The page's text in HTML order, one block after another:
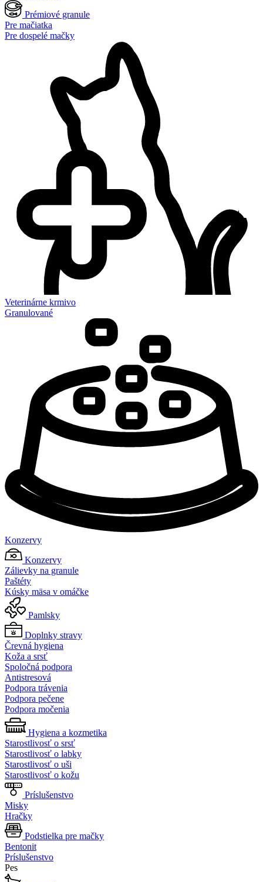
Prémiové granule
Pre mačiatka
Pre dospelé mačky
Veterinárne krmivo
Granulované
Konzervy
Konzervy
Zálievky na granule
Paštéty
Kúsky mäsa v omáčke
Pamlsky
Doplnky stravy
Črevná hygiena
Koža a srsť
Spoločná podpora
Antistresová
Podpora trávenia
Podpora pečene
Podpora močenia
Hygiena a kozmetika
Starostlivosť o srsť
Starostlivosť o labky
Starostlivosť o uši
Starostlivosť o kožu
Príslušenstvo
Misky
Hračky
Podstielka pre mačky
Bentonit
Príslušenstvo
Pes